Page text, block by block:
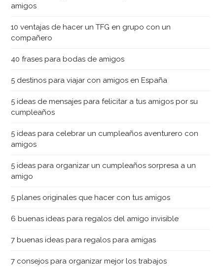
amigos
10 ventajas de hacer un TFG en grupo con un
compañero
40 frases para bodas de amigos
5 destinos para viajar con amigos en España
5 ideas de mensajes para felicitar a tus amigos por su
cumpleaños
5 ideas para celebrar un cumpleaños aventurero con
amigos
5 ideas para organizar un cumpleaños sorpresa a un
amigo
5 planes originales que hacer con tus amigos
6 buenas ideas para regalos del amigo invisible
7 buenas ideas para regalos para amigas
7 consejos para organizar mejor los trabajos